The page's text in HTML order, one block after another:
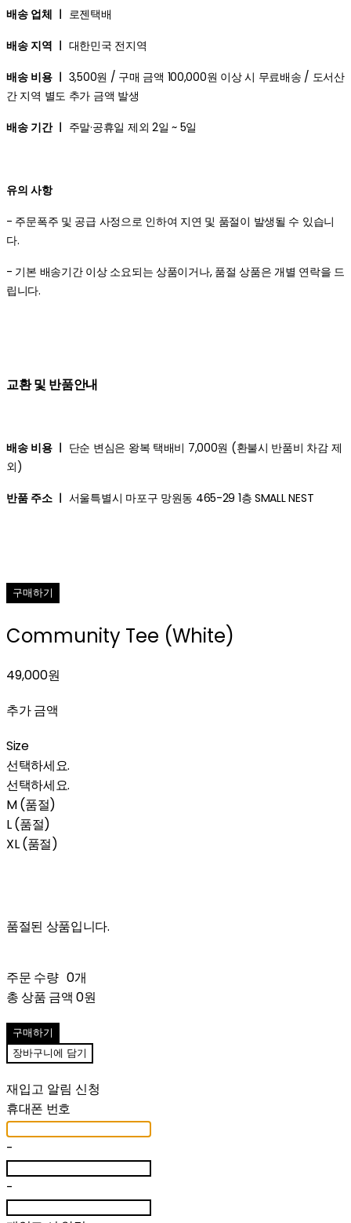
배송 업체 ㅣ 로젠택배
배송 지역 ㅣ 대한민국 전지역
배송 비용 ㅣ 3,500원 / 구매 금액 100,000원 이상 시 무료배송 / 도서산
간 지역 별도 추가 금액 발생
배송 기간 ㅣ 주말·공휴일 제외 2일 ~ 5일
유의 사항
- 주문폭주 및 공급 사정으로 인하여 지연 및 품절이 발생될 수 있습니
다.
- 기본 배송기간 이상 소요되는 상품이거나, 품절 상품은 개별 연락을 드
립니다.
교환 및 반품안내
배송 비용 ㅣ 단순 변심은 왕복 택배비 7,000원 (환불시 반품비 차감 제
외)
반품 주소 ㅣ 서울특별시 마포구 망원동 465-29 1층 SMALL NEST
구매하기
Community Tee (White)
49,000원
추가 금액
Size
선택하세요.
선택하세요.
M (품절)
L (품절)
XL (품절)
품절된 상품입니다.
주문 수량 0개
총 상품 금액 0원
구매하기
장바구니에 담기
재입고 알림 신청
휴대폰 번호
-
-